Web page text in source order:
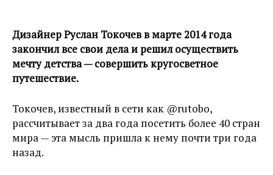
Дизайнер Руслан Токочев в марте 2014 года
закончил все свои дела и решил осуществить
мечту детства — совершить кругосветное
путешествие.
Токочев, известный в сети как @rutobo,
раcсчитывает за два года посетить более 40 стран
мира — эта мысль пришла к нему почти три года
назад.